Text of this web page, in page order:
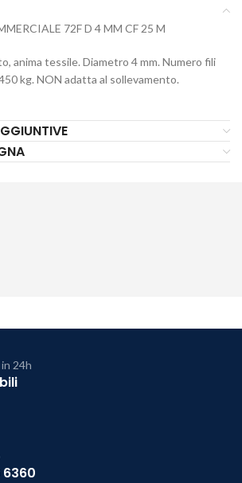
72F D 4 MM CF 25 M
anima tessile. Diametro 4 mm. Numero fili
kg. NON adatta al sollevamento.
24h
6360